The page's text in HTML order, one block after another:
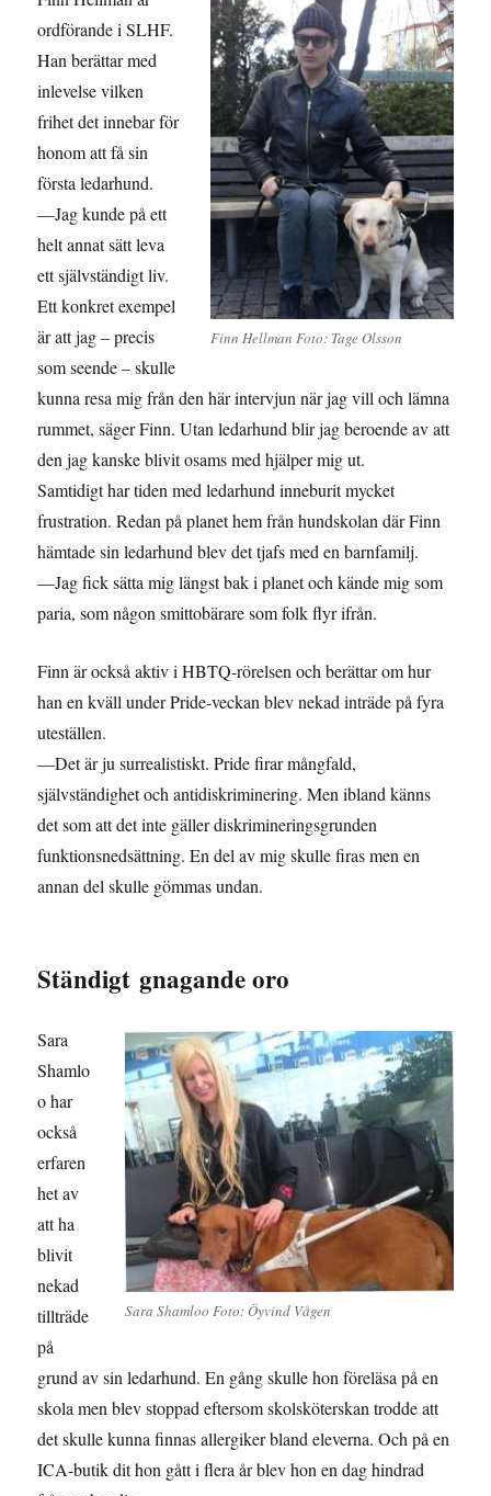
Finn Hellman Foto: Tage Olsson
ordförande i SLHF.
Han berättar med
inlevelse vilken
frihet det innebar för
honom att få sin
första ledarhund.
—Jag kunde på ett
helt annat sätt leva
ett självständigt liv.
Ett konkret exempel
är att jag – precis
som seende – skulle
kunna resa mig från den här intervjun när jag vill och lämna
rummet, säger Finn. Utan ledarhund blir jag beroende av att
den jag kanske blivit osams med hjälper mig ut.
Samtidigt har tiden med ledarhund inneburit mycket
frustration. Redan på planet hem från hundskolan där Finn
hämtade sin ledarhund blev det tjafs med en barnfamilj.
—Jag fick sätta mig längst bak i planet och kände mig som
paria, som någon smittobärare som folk flyr ifrån.
Finn är också aktiv i HBTQ-rörelsen och berättar om hur
han en kväll under Pride-veckan blev nekad inträde på fyra
uteställen.
—Det är ju surrealistiskt. Pride firar mångfald,
självständighet och antidiskriminering. Men ibland känns
det som att det inte gäller diskrimineringsgrunden
funktionsnedsättning. En del av mig skulle firas men en
annan del skulle gömmas undan.
Ständigt gnagande oro
Sara Shamloo Foto: Öyvind Vågen
Sara
Shamlo
o har
också
erfaren
het av
att ha
blivit
nekad
tillträde
på
grund av sin ledarhund. En gång skulle hon föreläsa på en
skola men blev stoppad eftersom skolsköterskan trodde att
det skulle kunna finnas allergiker bland eleverna. Och på en
ICA-butik dit hon gått i flera år blev hon en dag hindrad